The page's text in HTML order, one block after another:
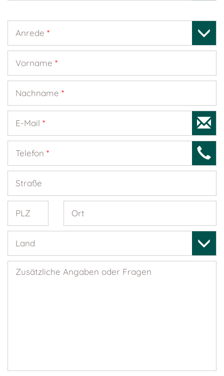
Anrede *
Vorname *
Nachname *
E-Mail *
Telefon *
Straße
PLZ Ort
Land
Zusätzliche Angaben oder Fragen